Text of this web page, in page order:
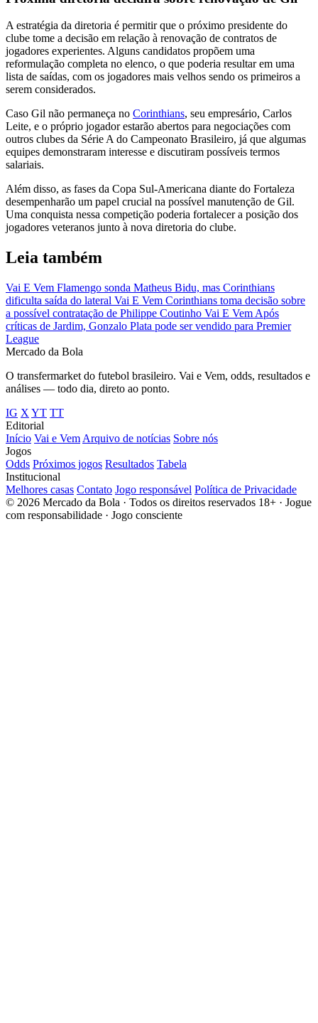
A estratégia da diretoria é permitir que o próximo presidente do
clube tome a decisão em relação à renovação de contratos de
jogadores experientes. Alguns candidatos propõem uma
reformulação completa no elenco, o que poderia resultar em uma
lista de saídas, com os jogadores mais velhos sendo os primeiros a
serem considerados.
Caso Gil não permaneça no Corinthians, seu empresário, Carlos
Leite, e o próprio jogador estarão abertos para negociações com
outros clubes da Série A do Campeonato Brasileiro, já que algumas
equipes demonstraram interesse e discutiram possíveis termos
salariais.
Além disso, as fases da Copa Sul-Americana diante do Fortaleza
desempenharão um papel crucial na possível manutenção de Gil.
Uma conquista nessa competição poderia fortalecer a posição dos
jogadores veteranos junto à nova diretoria do clube.
Leia também
Vai E Vem Flamengo sonda Matheus Bidu, mas Corinthians
dificulta saída do lateral Vai E Vem Corinthians toma decisão sobre
a possível contratação de Philippe Coutinho Vai E Vem Após
críticas de Jardim, Gonzalo Plata pode ser vendido para Premier
League
Mercado da Bola
O transfermarket do futebol brasileiro. Vai e Vem, odds, resultados e
análises — todo dia, direto ao ponto.
IG X YT TT
Editorial
Início Vai e Vem Arquivo de notícias Sobre nós
Jogos
Odds Próximos jogos Resultados Tabela
Institucional
Melhores casas Contato Jogo responsável Política de Privacidade
© 2026 Mercado da Bola · Todos os direitos reservados 18+ · Jogue
com responsabilidade · Jogo consciente